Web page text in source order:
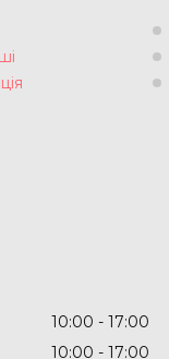
10:00
17:00
10:00
17:00